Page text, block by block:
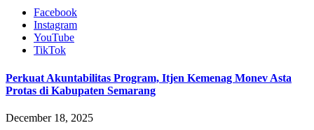
Facebook
Instagram
YouTube
TikTok
Perkuat Akuntabilitas Program, Itjen Kemenag Monev Asta
Protas di Kabupaten Semarang
December 18, 2025